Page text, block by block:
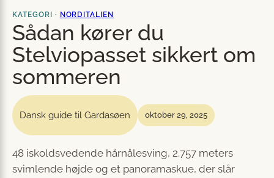
KATEGORI · NORDITALIEN
Sådan kører du
Stelviopasset sikkert om
sommeren
Dansk guide til Gardasøen oktober 29, 2025
48 iskoldsvedende hårnålesving, 2.757 meters
svimlende højde og et panoramaskue, der slår